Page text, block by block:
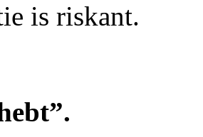
is riskant.